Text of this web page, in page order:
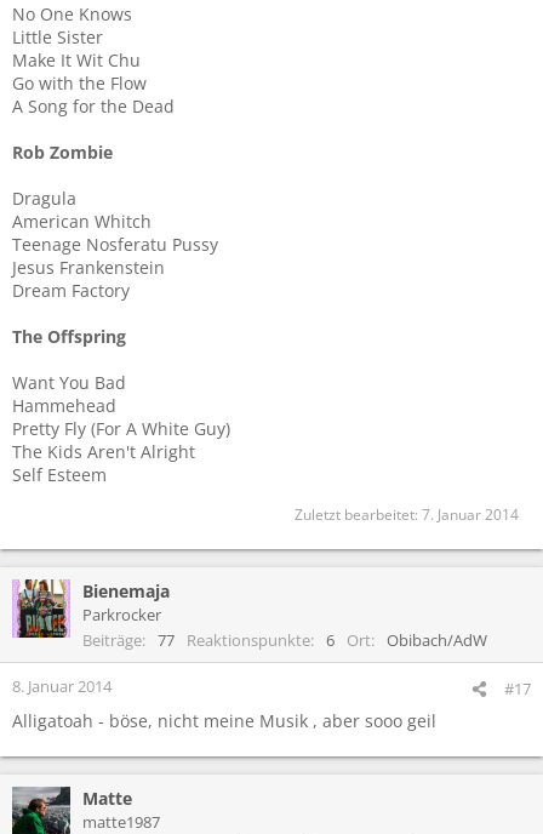
No One Knows
Little Sister
Make It Wit Chu
Go with the Flow
A Song for the Dead
Rob Zombie
Dragula
American Whitch
Teenage Nosferatu Pussy
Jesus Frankenstein
Dream Factory
The Offspring
Want You Bad
Hammehead
Pretty Fly (For A White Guy)
The Kids Aren't Alright
Self Esteem
Zuletzt bearbeitet: 7. Januar 2014
Bienemaja
Parkrocker
Beiträge
77 Reaktionspunkte 6 Ort Obibach/AdW
8. Januar 2014 #17
Alligatoah - böse, nicht meine Musik , aber sooo geil
Matte
matte1987